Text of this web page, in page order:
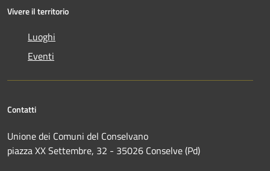
Vivere il territorio
Luoghi
Eventi
Contatti
Unione dei Comuni del Conselvano
piazza XX Settembre, 32 - 35026 Conselve (Pd)